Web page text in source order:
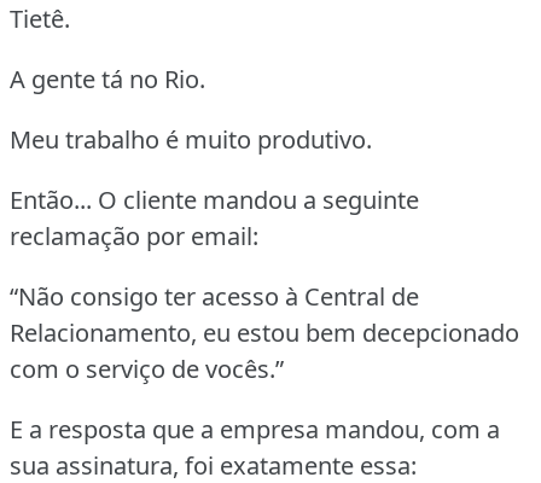
Tietê.
A gente tá no Rio.
Meu trabalho é muito produtivo.
Então... O cliente mandou a seguinte
reclamação por email:
“Não consigo ter acesso à Central de
Relacionamento, eu estou bem decepcionado
com o serviço de vocês.”
E a resposta que a empresa mandou, com a
sua assinatura, foi exatamente essa: